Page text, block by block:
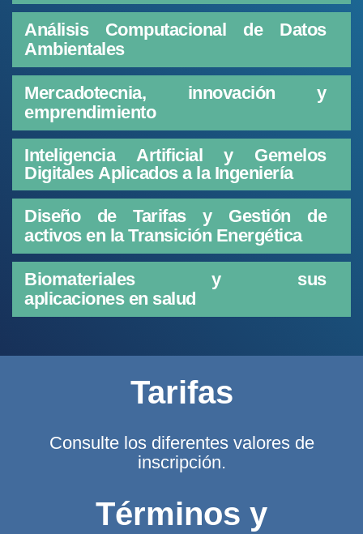
Análisis Computacional de Datos
Ambientales
Mercadotecnia, innovación y
emprendimiento
Inteligencia Artificial y Gemelos
Digitales Aplicados a la Ingeniería
Diseño de Tarifas y Gestión de
activos en la Transición Energética
Biomateriales y sus
aplicaciones en salud
Tarifas
Consulte los diferentes valores de
inscripción.
Términos y